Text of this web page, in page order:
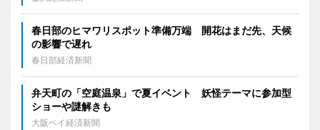
春日部のヒマワリスポット準備万端 開花はまだ先、天候
の影響で遅れ
春日部経済新聞
弁天町の「空庭温泉」で夏イベント 妖怪テーマに参加型
ショーや謎解きも
大阪ベイ経済新聞